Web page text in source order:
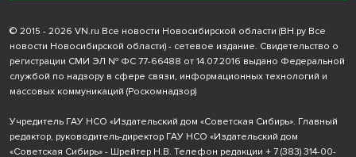
© 2015 - 2026 VN.ru Все новости Новосибирской области (ВН.ру Все
новости Новосибирской области) - сетевое издание. Свидетельство о
регистрации СМИ ЭЛ № ФС 77-66488 от 14.07.2016 выдано Федеральной
службой по надзору в сфере связи, информационных технологий и
массовых коммуникаций (Роскомнадзор)
Учредитель ГАУ НСО «Издательский дом «Советская Сибирь». Главный
редактор, руководитель-директор ГАУ НСО «Издательский дом
«Советская Сибирь» - Шрейтер Н.В. Телефон редакции + 7 (383) 314-00-